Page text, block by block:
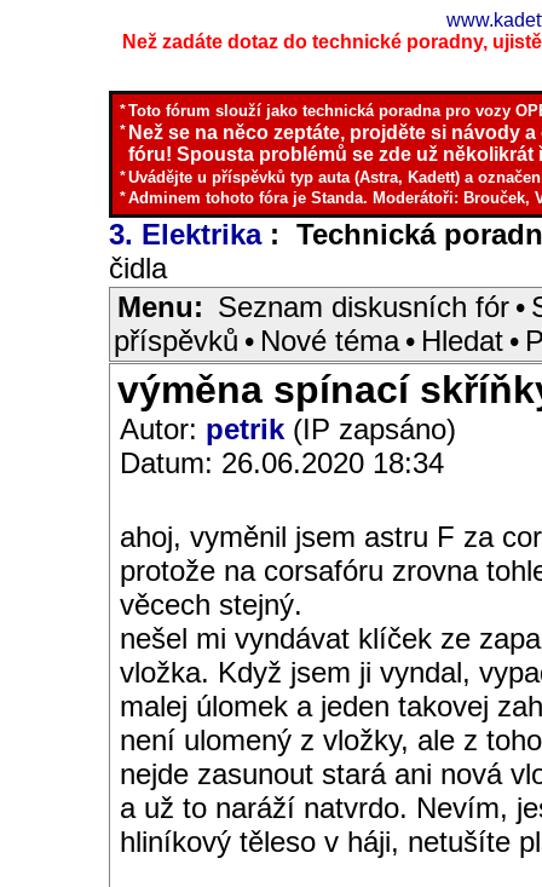
Než zadáte dotaz do technické poradny,
*Toto fórum slouží jako technická poradna pro vozy
* Než se na něco zeptáte, projděte si návody
fóru! Spousta problémů se zde už několikrát
*Uvádějte u příspěvků typ auta (Astra, Kadett) a
*Adminem tohoto fóra je Standa. Moderátoři: Brouček,
3. Elektrika: Technická
čidla
Menu: Seznam diskusních fór •
příspěvků • Nové téma • Hledat •
výměna spínací
Autor: petrik (IP zapsáno)
Datum: 26.06.2020 18:34
ahoj, vyměnil jsem astru F za
protože na corsafóru zrovna
věcech stejný.
nešel mi vyndávat klíček ze
vložka. Když jsem ji vyndal,
malej úlomek a jeden takovej
není ulomený z vložky, ale z
nejde zasunout stará ani nová
a už to naráží natvrdo. Nevím,
hliníkový těleso v háji, netušíte